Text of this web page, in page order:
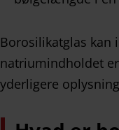
Borosilikatglas kan
natriumindholdet
yderligere